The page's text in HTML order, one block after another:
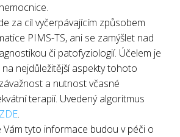
za cíl vyčerpávajícím způsobem
PIMS-TS, ani se zamýšlet nad
či patofyziologií. Účelem je
nejdůležitější aspekty tohoto
a nutnost včasné
terapií. Uvedený algoritmus
ZDE.
Vám tyto informace budou v péči o